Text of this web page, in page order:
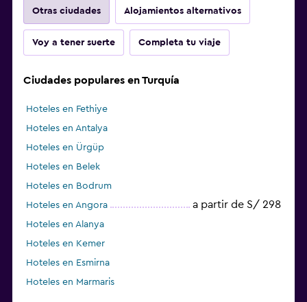
Zona de trabajo
Fax/fotocopiadora
Escritorio
Otras ciudades Alojamientos alternativos
Voy a tener suerte Completa tu viaje
Ciudades populares en Turquía
Hoteles en Fethiye
Hoteles en Antalya
Hoteles en Ürgüp
Hoteles en Belek
Hoteles en Bodrum
Hoteles en Angora
a partir de S/ 298
Hoteles en Alanya
Hoteles en Kemer
Hoteles en Esmirna
Hoteles en Marmaris